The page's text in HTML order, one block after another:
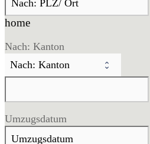
home
Nach: Kanton
Umzugsdatum